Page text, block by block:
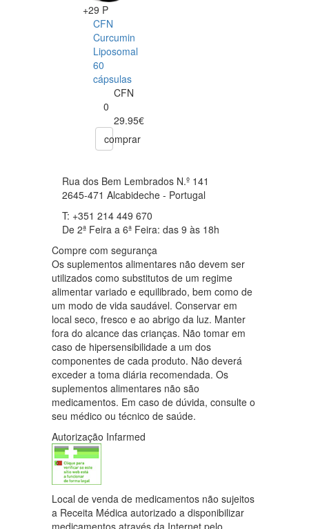
+29 P
CFN
Curcumin
Liposomal
60
cápsulas
CFN
0
29.95€
comprar
Rua dos Bem Lembrados N.º 141
2645-471 Alcabideche - Portugal
T: +351 214 449 670
De 2ª Feira a 6ª Feira: das 9 às 18h
Compre com segurança
Os suplementos alimentares não devem ser
utilizados como substitutos de um regime
alimentar variado e equilibrado, bem como de
um modo de vida saudável. Conservar em
local seco, fresco e ao abrigo da luz. Manter
fora do alcance das crianças. Não tomar em
caso de hipersensibilidade a um dos
componentes de cada produto. Não deverá
exceder a toma diária recomendada. Os
suplementos alimentares não são
medicamentos. Em caso de dúvida, consulte o
seu médico ou técnico de saúde.
Autorização Infarmed
Local de venda de medicamentos não sujeitos
a Receita Médica autorizado a disponibilizar